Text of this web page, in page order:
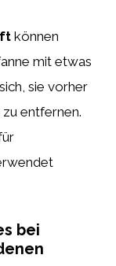
können
mit etwas
sie vorher
entfernen.
bei